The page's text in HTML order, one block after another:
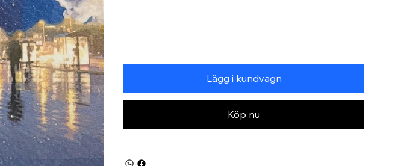
Lägg i kundvagn
Köp nu